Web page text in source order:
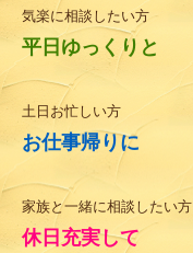
気楽に相談したい方
平日ゆっくりと
土日お忙しい方
お仕事帰りに
家族と一緒に相談したい方
休日充実して